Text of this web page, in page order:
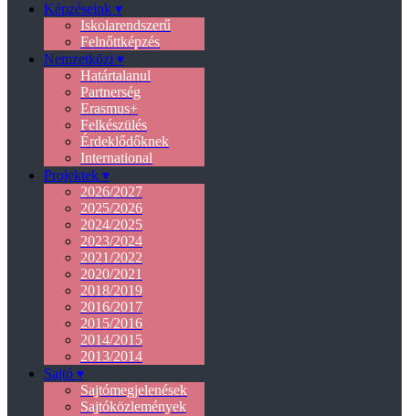
Képzéseink ▾
Iskolarendszerű
Felnőttképzés
Nemzetközi ▾
Határtalanul
Partnerség
Erasmus+
Felkészülés
Érdeklődőknek
International
Projektek ▾
2026/2027
2025/2026
2024/2025
2023/2024
2021/2022
2020/2021
2018/2019
2016/2017
2015/2016
2014/2015
2013/2014
Sajtó ▾
Sajtómegjelenések
Sajtóközlemények